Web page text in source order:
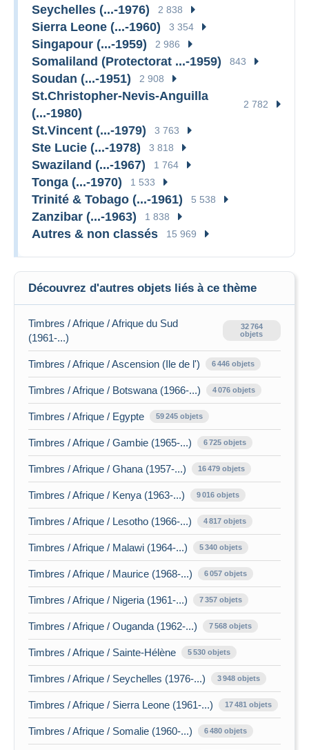
Seychelles (...-1976) 2 838
Sierra Leone (...-1960) 3 354
Singapour (...-1959) 2 986
Somaliland (Protectorat ...-1959) 843
Soudan (...-1951) 2 908
St.Christopher-Nevis-Anguilla
(...-1980)
2 782
St.Vincent (...-1979) 3 763
Ste Lucie (...-1978) 3 818
Swaziland (...-1967) 1 764
Tonga (...-1970) 1 533
Trinité & Tobago (...-1961) 5 538
Zanzibar (...-1963) 1 838
Autres & non classés 15 969
Découvrez d'autres objets liés à ce thème
Timbres / Afrique / Afrique du Sud
(1961-...)
32 764
objets
Timbres / Afrique / Ascension (Ile de l') 6 446 objets
Timbres / Afrique / Botswana (1966-...) 4 076 objets
Timbres / Afrique / Egypte 59 245 objets
Timbres / Afrique / Gambie (1965-...) 6 725 objets
Timbres / Afrique / Ghana (1957-...) 16 479 objets
Timbres / Afrique / Kenya (1963-...) 9 016 objets
Timbres / Afrique / Lesotho (1966-...) 4 817 objets
Timbres / Afrique / Malawi (1964-...) 5 340 objets
Timbres / Afrique / Maurice (1968-...) 6 057 objets
Timbres / Afrique / Nigeria (1961-...) 7 357 objets
Timbres / Afrique / Ouganda (1962-...) 7 568 objets
Timbres / Afrique / Sainte-Hélène 5 530 objets
Timbres / Afrique / Seychelles (1976-...) 3 948 objets
Timbres / Afrique / Sierra Leone (1961-...) 17 481 objets
Timbres / Afrique / Somalie (1960-...) 6 480 objets